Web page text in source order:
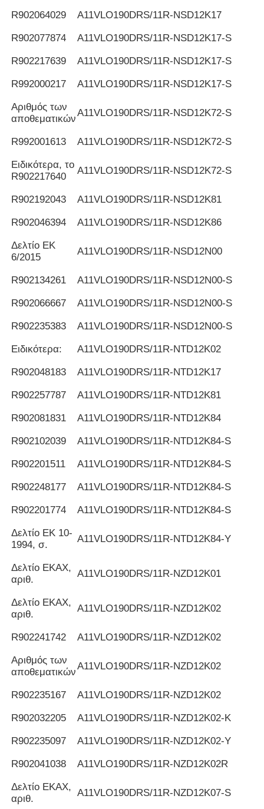
R902064029 Α11VLO190DRS/11R-NSD12K17
R902077874 Α11VLO190DRS/11R-NSD12K17-S
R902217639 Α11VLO190DRS/11R-NSD12K17-S
R992000217 Α11VLO190DRS/11R-NSD12K17-S
Αριθμός των
αποθεματικών
Α11VLO190DRS/11R-NSD12K72-S
R992001613 Α11VLO190DRS/11R-NSD12K72-S
Ειδικότερα, το
R902217640
Α11VLO190DRS/11R-NSD12K72-S
R902192043 Α11VLO190DRS/11R-NSD12K81
R902046394 Α11VLO190DRS/11R-NSD12K86
Δελτίο ΕΚ
6/2015
Α11VLO190DRS/11R-NSD12N00
R902134261 Α11VLO190DRS/11R-NSD12N00-S
R902066667 Α11VLO190DRS/11R-NSD12N00-S
R902235383 Α11VLO190DRS/11R-NSD12N00-S
Ειδικότερα: Α11VLO190DRS/11R-NTD12K02
R902048183 Α11VLO190DRS/11R-NTD12K17
R902257787 Α11VLO190DRS/11R-NTD12K81
R902081831 Α11VLO190DRS/11R-NTD12K84
R902102039 Α11VLO190DRS/11R-NTD12K84-S
R902201511 Α11VLO190DRS/11R-NTD12K84-S
R902248177 Α11VLO190DRS/11R-NTD12K84-S
R902201774 Α11VLO190DRS/11R-NTD12K84-S
Δελτίο ΕΚ 10-
1994, σ.
Α11VLO190DRS/11R-NTD12K84-Y
Δελτίο ΕΚΑΧ,
αριθ.
Α11VLO190DRS/11R-NZD12K01
Δελτίο ΕΚΑΧ,
αριθ.
Α11VLO190DRS/11R-NZD12K02
R902241742 Α11VLO190DRS/11R-NZD12K02
Αριθμός των
αποθεματικών
Α11VLO190DRS/11R-NZD12K02
R902235167 Α11VLO190DRS/11R-NZD12K02
R902032205 Α11VLO190DRS/11R-NZD12K02-K
R902235097 Α11VLO190DRS/11R-NZD12K02-Y
R902041038 Α11VLO190DRS/11R-NZD12K02R
Δελτίο ΕΚΑΧ,
αριθ.
Α11VLO190DRS/11R-NZD12K07-S